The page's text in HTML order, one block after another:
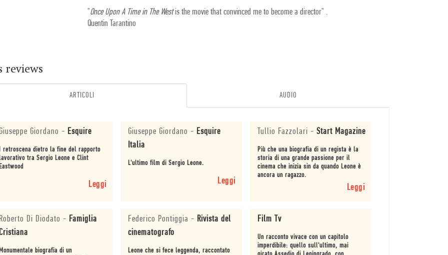
"Once Upon A Time in The Westis the movie that convinced me to become a director" .
Quentin Tarantino
reviews
ARTICOLI AUDIO
Giordano - Esquire
retroscena dietro la fine del rapporto
tra Sergio Leone e Clint
Leggi
Giuseppe Giordano - Esquire
Italia
L'ultimo film di Sergio Leone.
Leggi
Tullio Fazzolari - Start Magazine
Più che una biografia di un regista è la
storia di una grande passione per il
cinema che inizia sin da quando Leone è
ancora un ragazzo.
Leggi
Di Diodato - Famiglia
biografia di un
Federico Pontiggia - Rivista del
cinematografo
Leone che si fece leggenda, raccontato
Film Tv
Un racconto vivace con un capitolo
imperdibile: quello sull'ultimo, mai